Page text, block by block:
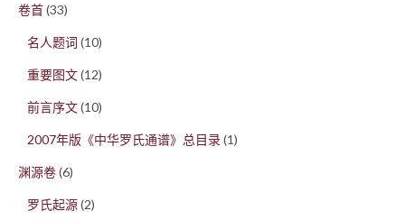
卷首(33)
名人题词 (10)
重要图文(12)
前言序文(10)
2007年版《中华罗氏通谱》总目录(1)
渊源卷(6)
罗氏起源(2)